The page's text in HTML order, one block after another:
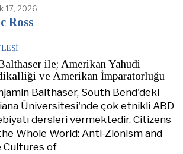
17, 2026
Ross
ile; Amerikan Yahudi
ve Amerikan İmparatorluğu
Balthaser, South Bend'deki
Üniversitesi'nde çok etnikli ABD
dersleri vermektedir. Citizens
Whole World: Anti-Zionism and
Cultures of